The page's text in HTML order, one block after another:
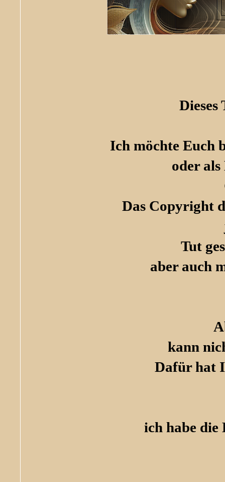
Ich möchte Euch
oder als
Das Copyright
Tut
aber auch
kann
Dafür hat
ich habe die